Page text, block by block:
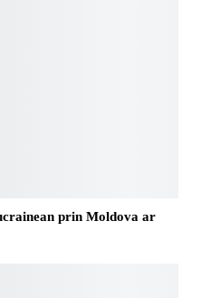
prin Moldova ar